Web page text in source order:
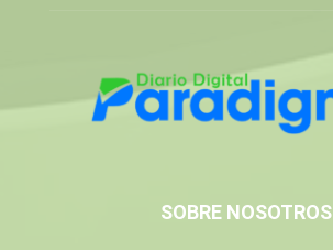
SOBRE NOSOTROS